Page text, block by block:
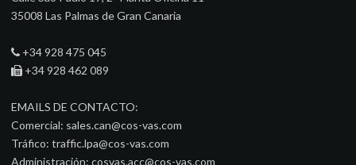
35008 Las Palmas de Gran Canaria
+34 928 475 045
+34 928 462 089
EMAILS DE CONTACTO:
Comercial: sales.can@cos-vas.com
Tráfico: traffic.lpa@cos-vas.com
Administración: cosvas.acc@cos-vas.com